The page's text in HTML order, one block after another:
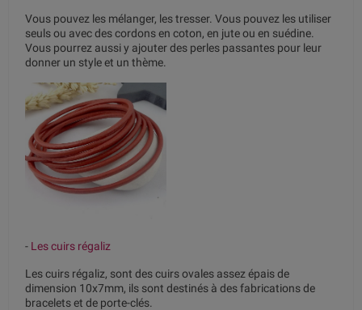
Vous pouvez les mélanger, les tresser. Vous pouvez les utiliser
seuls ou avec des cordons en coton, en jute ou en suédine.
Vous pourrez aussi y ajouter des perles passantes pour leur
donner un style et un thème.
- Les cuirs régaliz
Les cuirs régaliz, sont des cuirs ovales assez épais de
dimension 10x7mm, ils sont destinés à des fabrications de
bracelets et de porte-clés.